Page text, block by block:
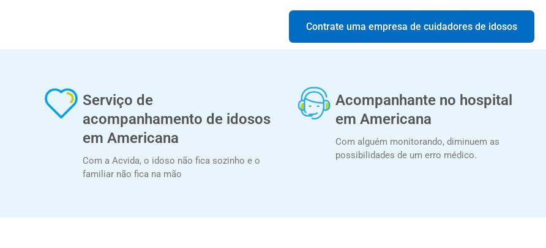
Contrate uma empresa de cuidadores de idosos
Serviço de
acompanhamento de idosos
em Americana
Com a Acvida, o idoso não fica sozinho e o
familiar não fica na mão
Acompanhante no hospital
em Americana
Com alguém monitorando, diminuem as
possibilidades de um erro médico.